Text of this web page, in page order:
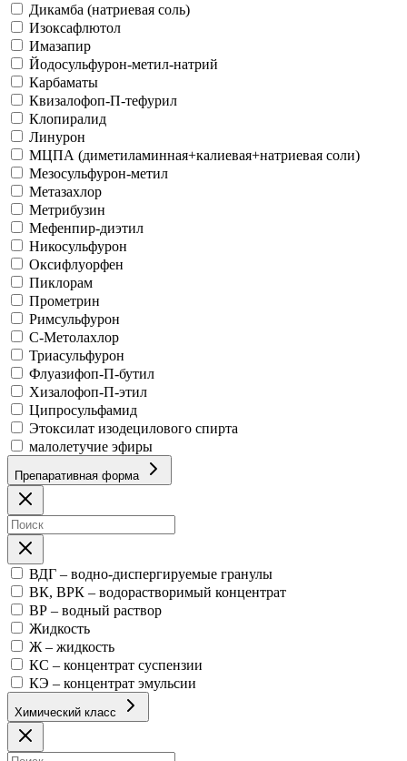
Дикамба (натриевая соль)
Изоксафлютол
Имазапир
Йодосульфурон-метил-натрий
Карбаматы
Квизалофоп-П-тефурил
Клопиралид
Линурон
МЦПА (диметиламинная+калиевая+натриевая соли)
Мезосульфурон-метил
Метазахлор
Метрибузин
Мефенпир-диэтил
Никосульфурон
Оксифлуорфен
Пиклорам
Прометрин
Римсульфурон
С-Метолахлор
Триасульфурон
Флуазифоп-П-бутил
Хизалофоп-П-этил
Ципросульфамид
Этоксилат изодецилового спирта
малолетучие эфиры
Препаративная форма
ВДГ – водно-диспергируемые гранулы
ВК, ВРК – водорастворимый концентрат
ВР – водный раствор
Жидкость
Ж – жидкость
КС – концентрат суспензии
КЭ – концентрат эмульсии
Химический класс